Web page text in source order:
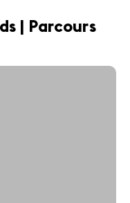
| Parcours